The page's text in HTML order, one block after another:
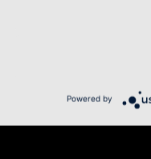
Powered by